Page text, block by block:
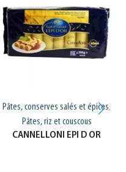
Pâtes, conserves salés et épices,
Pâtes, riz et couscous
CANNELLONI EPI D OR